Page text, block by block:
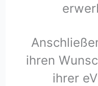
ihren
ihrer